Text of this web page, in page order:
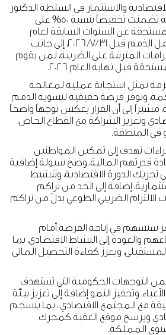
والاستثمار في السلطة الدكتور
محمد أبو عمر، أن الحزمة تضمنت تخفيضاً بنسبة 50% على
المستحقة عن السنوات السابقة لعام
2026، شريطة تسديد كامل الذمم قبل 31 /7/ 2026، إلى جانب
من الغرامات المترتبة على الضريبة، لمن يقوم
قبل نهاية العام 2026.
تمثل استجابة عملية لمعالجة
وتوفر فرصة حقيقية لتسوية الذمم
مشيراً إلى أن القرار يعكس توجهاً واضحاً
وتعزيز الشراكة مع القطاع الخاص،
في المنطقة.
تهدف إلى تمكين المواطنين
قدرتهم المالية، وضخ سيولة إضافية
الدورة الاقتصادية، وتنشيط
إضافة إلى الحد من تراكم
الالتزام الضريبي الطوعي بدلً من تراكم
ستسهم في إتاحة الفرصة أمام
والعودة إلى النشاط الاقتصادي، بما
ويعزز كفاءة التحصيل المالي
ضمن التوجهات الحكومية التي تستهدف
وتحفيز النمو إضافة إلى تعزيز بيئة
مع المجتمع الاقتصادي ، بما ينسجم
ويرسخ موقع العقبة كمحرك
المملكة.